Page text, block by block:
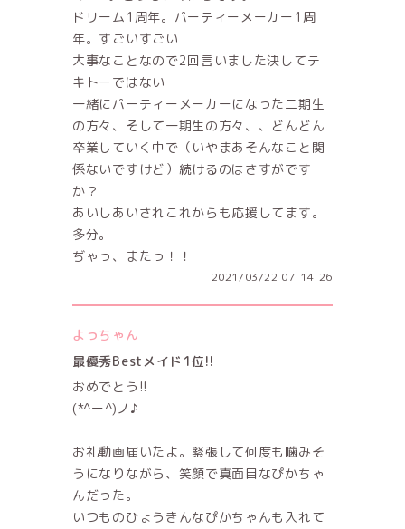
ドリーム1周年。パーティーメーカー1周
年。すごいすごい
大事なことなので2回言いました決してテ
キトーではない
一緒にパーティーメーカーになった二期生
の方々、そして一期生の方々、、どんどん
卒業していく中で（いやまあそんなこと関
係ないですけど）続けるのはさすがです
か？
あいしあいされこれからも応援してます。
多分。
ぢゃっ、またっ！！
2021/03/22 07:14:26
よっちゃん
最優秀Bestメイド1位!!
おめでとう!!
(*^ー^)ノ♪
お礼動画届いたよ。緊張して何度も噛みそ
うになりながら、笑顔で真面目なぴかちゃ
んだった。
いつものひょうきんなぴかちゃんも入れて